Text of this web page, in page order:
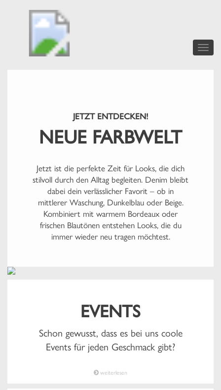
Toggle
JETZT ENTDECKEN!
NEUE FARBWELT
Jetzt ist die perfekte Zeit für Looks, die dich
stilvoll durch den Alltag begleiten. Denim bleibt
dabei dein verlässlicher Favorit – ob in
mittlerer Waschung, Dunkelblau oder Beige.
Kombiniert mit warmem Bordeaux oder
frischen Blautönen entstehen Looks, die du
immer wieder neu tragen möchtest.
EVENTS
Schon gewusst, dass es bei uns coole
Events für jeden Geschmack gibt?
weiterlesen